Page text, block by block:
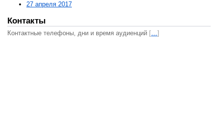
27 апреля 2017
Контакты
Контактные телефоны, дни и время аудиенций […]